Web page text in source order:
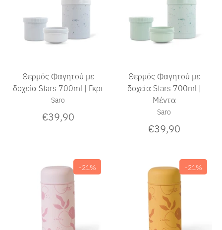
Θερμός Φαγητού με
δοχεία Stars 700ml | Γκρι
Saro
€39,90
Θερμός Φαγητού με
δοχεία Stars 700ml |
Μέντα
Saro
€39,90
-21% -21%